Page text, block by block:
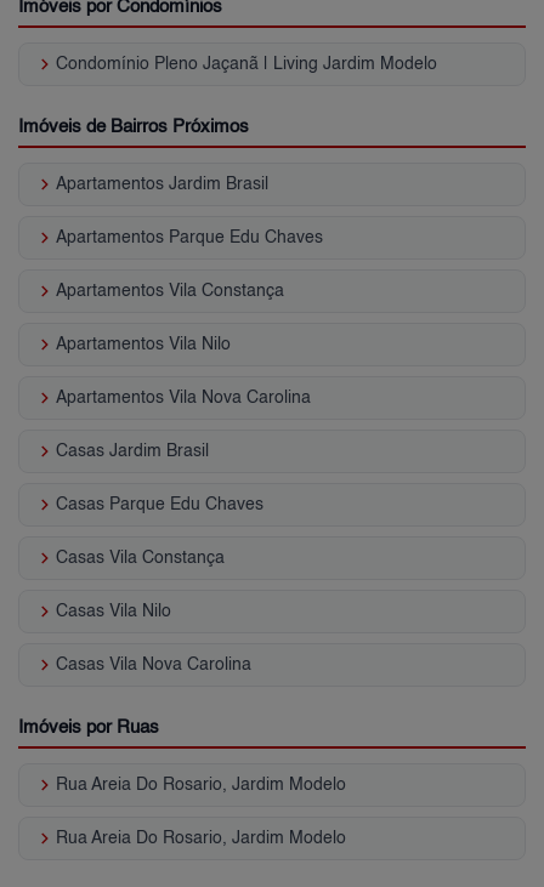
Imóveis por Condomínios
keyboard_arrow_right Condomínio Pleno Jaçanã | Living Jardim Modelo
Imóveis de Bairros Próximos
keyboard_arrow_right Apartamentos Jardim Brasil
keyboard_arrow_right Apartamentos Parque Edu Chaves
keyboard_arrow_right Apartamentos Vila Constança
keyboard_arrow_right Apartamentos Vila Nilo
keyboard_arrow_right Apartamentos Vila Nova Carolina
keyboard_arrow_right Casas Jardim Brasil
keyboard_arrow_right Casas Parque Edu Chaves
keyboard_arrow_right Casas Vila Constança
keyboard_arrow_right Casas Vila Nilo
keyboard_arrow_right Casas Vila Nova Carolina
Imóveis por Ruas
keyboard_arrow_right Rua Areia Do Rosario, Jardim Modelo
keyboard_arrow_right Rua Areia Do Rosario, Jardim Modelo